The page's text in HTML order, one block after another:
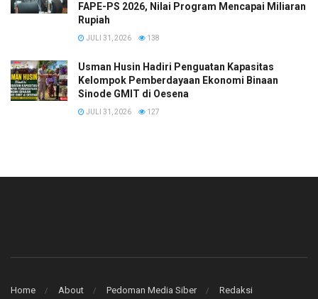
FAPE-PS 2026, Nilai Program Mencapai Miliaran
Rupiah
JULI 31, 2026 138
​Usman Husin Hadiri Penguatan Kapasitas
Kelompok Pemberdayaan Ekonomi Binaan
Sinode GMIT di Oesena
JULI 31, 2026 127
Home About Pedoman Media Siber Redaksi